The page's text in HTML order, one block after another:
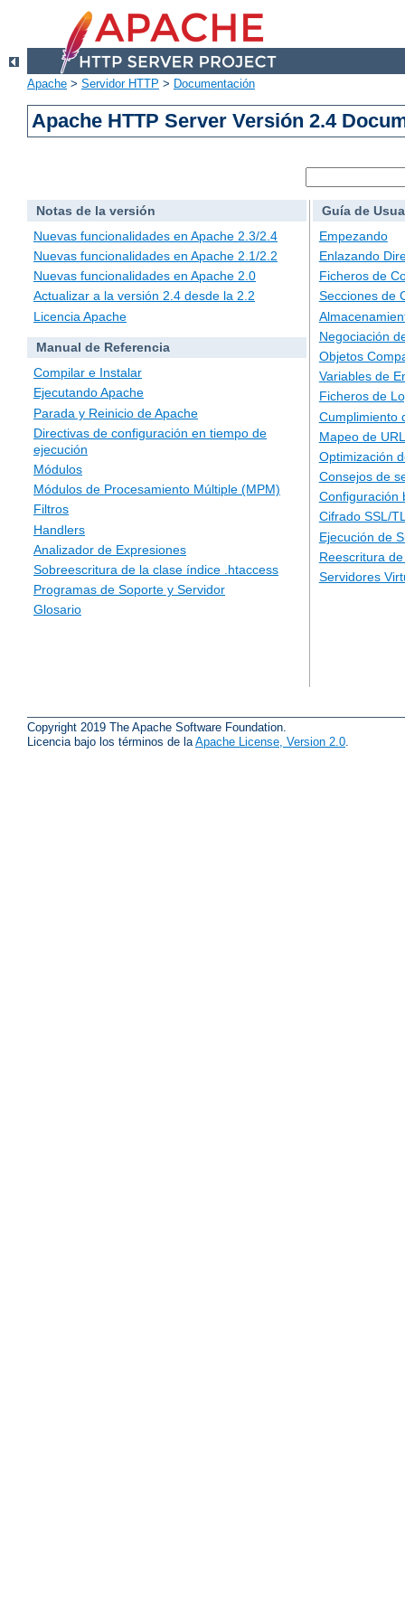
Apache > Servidor HTTP > Documentación
Apache HTTP Server Versión 2.4
Notas de la versión
Nuevas funcionalidades en Apache 2.3/2.4
Nuevas funcionalidades en Apache 2.1/2.2
Nuevas funcionalidades en Apache 2.0
Actualizar a la versión 2.4 desde la 2.2
Licencia Apache
Manual de Referencia
Compilar e Instalar
Ejecutando Apache
Parada y Reinicio de Apache
Directivas de configuración en tiempo de
ejecución
Módulos
Módulos de Procesamiento Múltiple (MPM)
Filtros
Handlers
Analizador de Expresiones
Sobreescritura de la clase índice .htaccess
Programas de Soporte y Servidor
Glosario
Guía de
Empezando
Enlazando
Ficheros de
Secciones de
Negociación
Objetos
Variables de
Ficheros de
Cumplimiento
Mapeo de
Optimización
Consejos de
Configuración
Cifrado SSL/
Ejecución de
Reescritura
Servidores
Copyright 2019 The Apache Software Foundation.
Licencia bajo los términos de la Apache License, Version 2.0